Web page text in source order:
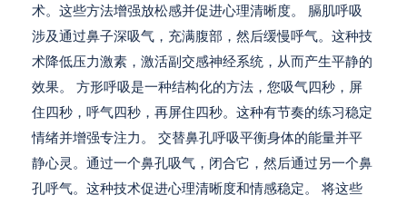
术。这些方法增强放松感并促进心理清晰度。 膈肌呼吸
涉及通过鼻子深吸气，充满腹部，然后缓慢呼气。这种技
术降低压力激素，激活副交感神经系统，从而产生平静的
效果。 方形呼吸是一种结构化的方法，您吸气四秒，屏
住四秒，呼气四秒，再屏住四秒。这种有节奏的练习稳定
情绪并增强专注力。 交替鼻孔呼吸平衡身体的能量并平
静心灵。通过一个鼻孔吸气，闭合它，然后通过另一个鼻
孔呼气。这种技术促进心理清晰度和情感稳定。 将这些